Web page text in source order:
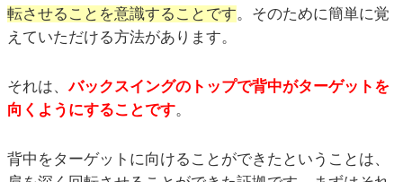
転させることを意識することです。そのために簡単に覚
えていただける方法があります。
それは、バックスイングのトップで背中がターゲットを
向くようにすることです。
背中をターゲットに向けることができたということは、